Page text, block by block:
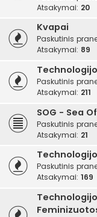
Atsakymai: 20
Kvapai
Paskutinis
Atsakymai: 89
Paskutinis
Atsakymai: 211
SOG - Sea
Paskutinis
Atsakymai: 21
Paskutinis
Atsakymai: 169